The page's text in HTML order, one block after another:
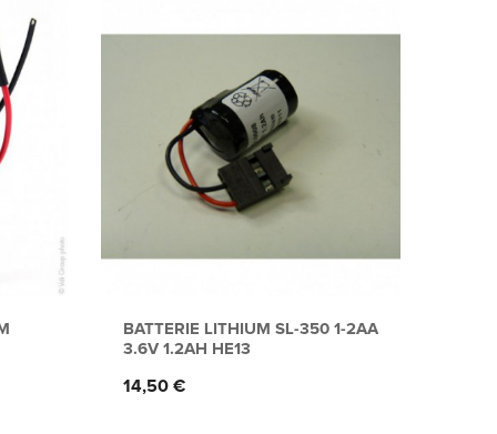
BATTERIE LITHIUM SL-350 1-2AA
3.6V 1.2AH HE13
Prix
14,50 €